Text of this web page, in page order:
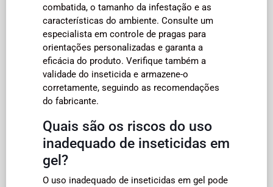
combatida, o tamanho da infestação e as
características do ambiente. Consulte um
especialista em controle de pragas para
orientações personalizadas e garanta a
eficácia do produto. Verifique também a
validade do inseticida e armazene-o
corretamente, seguindo as recomendações
do fabricante.
Quais são os riscos do uso
inadequado de inseticidas em
gel?
O uso inadequado de inseticidas em gel pode